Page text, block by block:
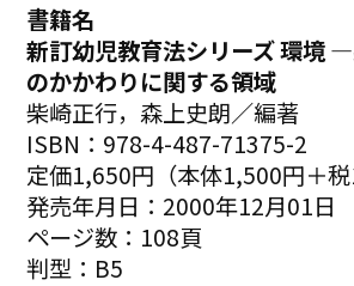
書籍名
新訂幼児教育法シリーズ 環境
のかかわりに関する領域
柴崎正行，森上史朗／編著
ISBN：978-4-487-71375-2
定価1,650円（本体1,500円＋税
発売年月日：2000年12月01日
ページ数：108頁
判型：B5